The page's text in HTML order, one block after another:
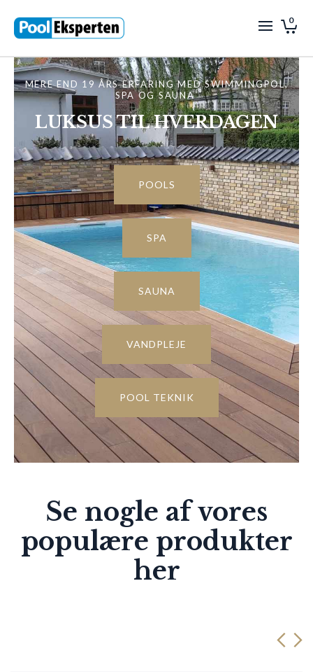
0
MERE END 19 ÅRS ERFARING MED SWIMMINGPOL,
SPA OG SAUNA
LUKSUS TIL HVERDAGEN
POOLS
SPA
SAUNA
VANDPLEJE
POOL TEKNIK
Se nogle af vores
populære produkter
her